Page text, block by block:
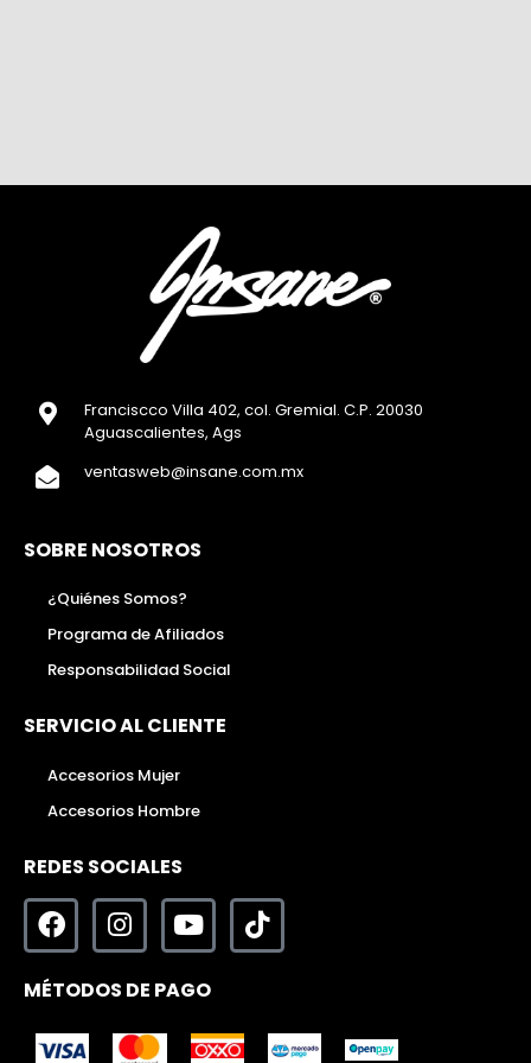
Franciscco Villa 402, col. Gremial. C.P. 20030
Aguascalientes, Ags
ventasweb@insane.com.mx
SOBRE NOSOTROS
¿Quiénes Somos?
Programa de Afiliados
Responsabilidad Social
SERVICIO AL CLIENTE
Accesorios Mujer
Accesorios Hombre
REDES SOCIALES
MÉTODOS DE PAGO